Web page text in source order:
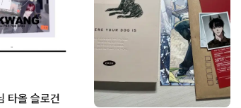
타올 슬로건